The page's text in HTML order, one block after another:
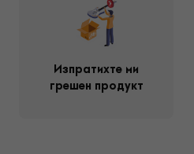
Изпратихте ми
грешен продукт